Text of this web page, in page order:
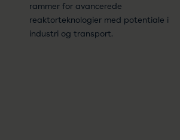
rammer for avancerede
reaktorteknologier med potentiale i
industri og transport.